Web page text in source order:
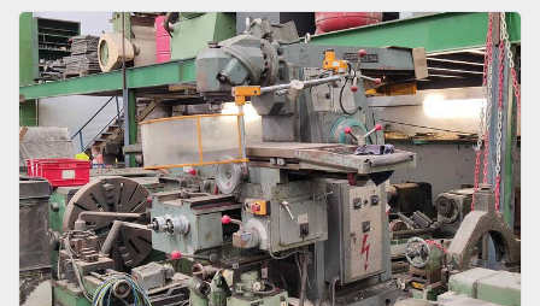
Ordenar por